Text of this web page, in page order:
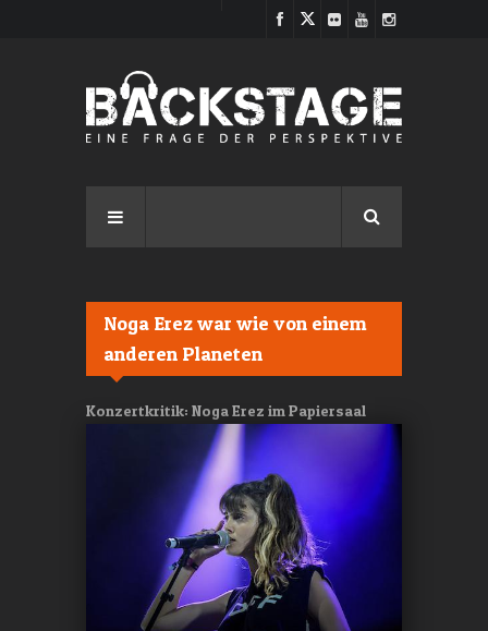
Noga Erez war wie von einem
anderen Planeten
Konzertkritik: Noga Erez im Papiersaal